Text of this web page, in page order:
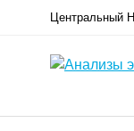
Центральный